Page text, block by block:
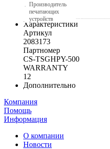
Производитель
печатающих
устройств
Характеристики
Артикул
2083173
Партномер
CS-TSGHPY-500
WARRANTY
12
Дополнительно
Компания
Помощь
Информация
О компании
Новости